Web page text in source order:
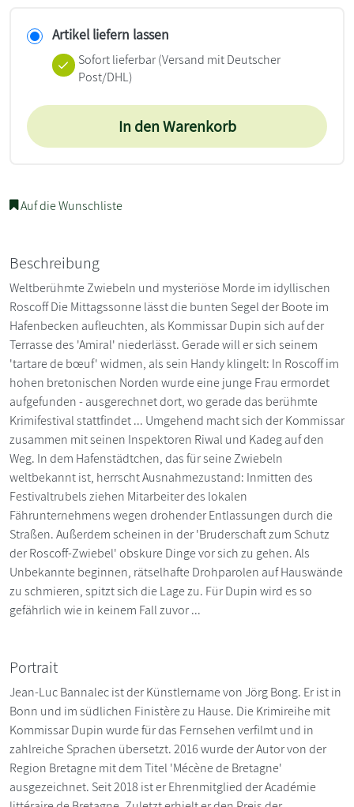
Artikel liefern lassen
Sofort lieferbar(Versand mit Deutscher
Post/DHL)
In den Warenkorb
Auf die Wunschliste
Beschreibung
Weltberühmte Zwiebeln und mysteriöse Morde im idyllischen
Roscoff Die Mittagssonne lässt die bunten Segel der Boote im
Hafenbecken aufleuchten, als Kommissar Dupin sich auf der
Terrasse des 'Amiral' niederlässt. Gerade will er sich seinem
'tartare de bœuf' widmen, als sein Handy klingelt: In Roscoff im
hohen bretonischen Norden wurde eine junge Frau ermordet
aufgefunden - ausgerechnet dort, wo gerade das berühmte
Krimifestival stattfindet ... Umgehend macht sich der Kommissar
zusammen mit seinen Inspektoren Riwal und Kadeg auf den
Weg. In dem Hafenstädtchen, das für seine Zwiebeln
weltbekannt ist, herrscht Ausnahmezustand: Inmitten des
Festivaltrubels ziehen Mitarbeiter des lokalen
Fährunternehmens wegen drohender Entlassungen durch die
Straßen. Außerdem scheinen in der 'Bruderschaft zum Schutz
der Roscoff-Zwiebel' obskure Dinge vor sich zu gehen. Als
Unbekannte beginnen, rätselhafte Drohparolen auf Hauswände
zu schmieren, spitzt sich die Lage zu. Für Dupin wird es so
gefährlich wie in keinem Fall zuvor ...
Portrait
Jean-Luc Bannalec ist der Künstlername von Jörg Bong. Er ist in
Bonn und im südlichen Finistère zu Hause. Die Krimireihe mit
Kommissar Dupin wurde für das Fernsehen verfilmt und in
zahlreiche Sprachen übersetzt. 2016 wurde der Autor von der
Region Bretagne mit dem Titel 'Mécène de Bretagne'
ausgezeichnet. Seit 2018 ist er Ehrenmitglied der Académie